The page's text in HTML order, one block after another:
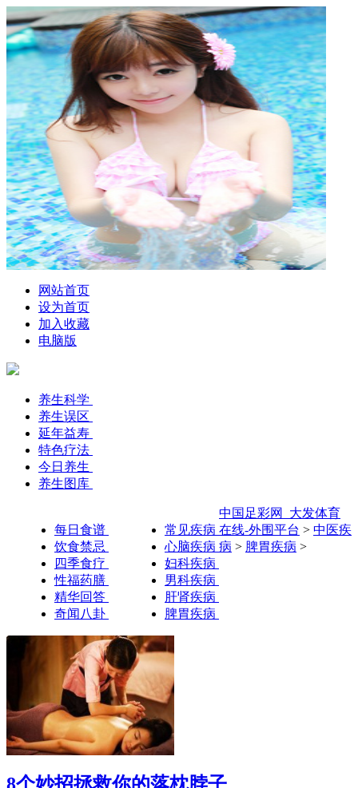
网站首页
设为首页
加入收藏
电脑版
养生科学
养生误区
延年益寿
特色疗法
今日养生
养生图库
每日食谱
饮食禁忌
四季食疗
性福药膳
精华回答
奇闻八卦
常见疾病
心脑疾病
妇科疾病
男科疾病
肝肾疾病
脾胃疾病
中国足彩网_大发体育
在线-外围平台 > 中医疾
病 > 脾胃疾病 >